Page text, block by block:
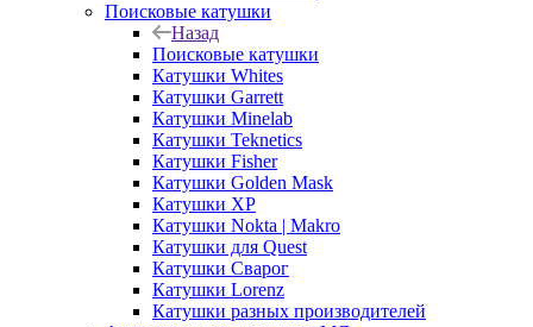
Поисковые катушки
Назад
Поисковые катушки
Катушки Whites
Катушки Garrett
Катушки Minelab
Катушки Teknetics
Катушки Fisher
Катушки Golden Mask
Катушки XP
Катушки Nokta | Makro
Катушки для Quest
Катушки Сварог
Катушки Lorenz
Катушки разных производителей